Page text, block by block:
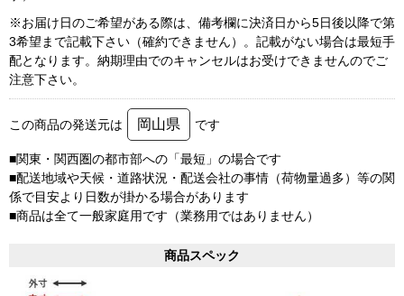
※お届け日のご希望がある際は、備考欄に決済日から5日後以降で第
3希望まで記載下さい（確約できません）。記載がない場合は最短手
配となります。納期理由でのキャンセルはお受けできませんのでご
注意下さい。
この商品の発送元は 岡山県 です
■関東・関西圏の都市部への「最短」の場合です
■配送地域や天候・道路状況・配送会社の事情（荷物量過多）等の関
係で目安より日数が掛かる場合があります
■商品は全て一般家庭用です（業務用ではありません）
商品スペック